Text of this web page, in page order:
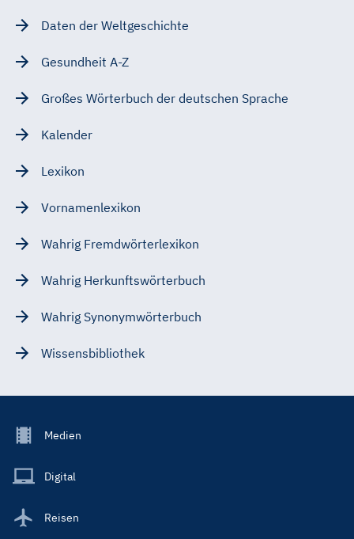
Daten der Weltgeschichte
Gesundheit A-Z
Großes Wörterbuch der deutschen Sprache
Kalender
Lexikon
Vornamenlexikon
Wahrig Fremdwörterlexikon
Wahrig Herkunftswörterbuch
Wahrig Synonymwörterbuch
Wissensbibliothek
Footer
Main
Medien
Digital
Reisen